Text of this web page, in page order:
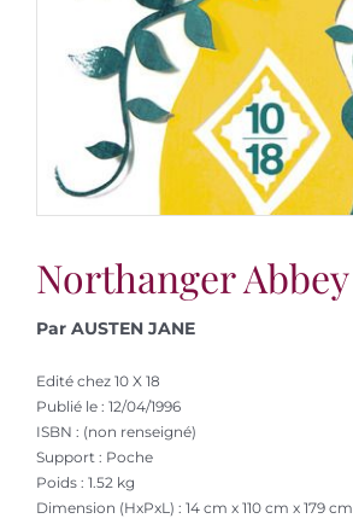
Northanger Abbey
Par AUSTEN JANE
Edité chez 10 X 18
Publié le : 12/04/1996
ISBN : (non renseigné)
Support : Poche
Poids : 1.52 kg
Dimension (HxPxL) : 14 cm x 110 cm x 179 cm